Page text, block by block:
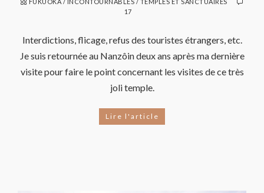
17
Interdictions, flicage, refus des touristes étrangers, etc.
Je suis retournée au Nanzôin deux ans après ma dernière
visite pour faire le point concernant les visites de ce très
joli temple.
Lire l'article